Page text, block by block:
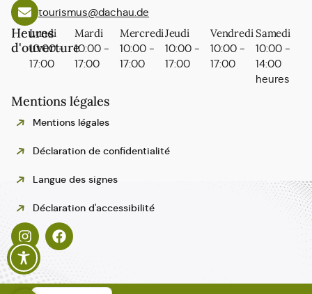
tourismus@dachau.de
Heures
d'ouverture
Lundi
10:00 -
17:00
Mardi
10:00 -
17:00
Mercredi
10:00 -
17:00
Jeudi
10:00 -
17:00
Vendredi
10:00 -
17:00
Samedi
10:00 -
14:00
heures
Mentions légales
Mentions légales
Déclaration de confidentialité
Langue des signes
Déclaration d'accessibilité
Deutsch
Italiano
Español